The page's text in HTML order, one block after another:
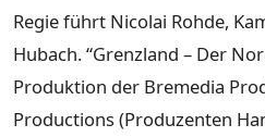
Regie führt Nicolai Rohde,
Hubach. “Grenzland – Der
Produktion der Bremedia
Productions (Produzenten